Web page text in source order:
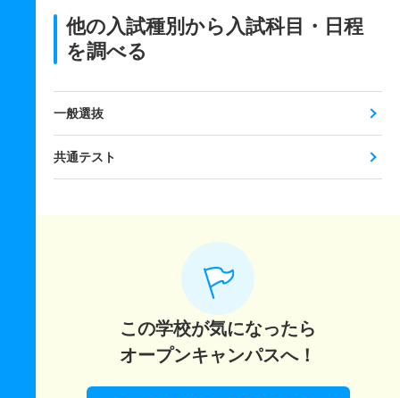
他の入試種別から入試科目・日程
を調べる
一般選抜
共通テスト
この学校が気になったら
オープンキャンパスへ！